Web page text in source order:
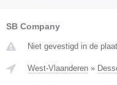
SB Company
Niet gevestigd in de
West-Vlaanderen »